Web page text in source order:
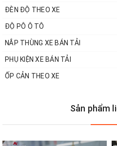
Đặc điểm về vô
Mercedes là gì?
Vô lăng AMG
dành cho
với phần ốp làm từ hợp kim
Vô lăng tích hợp tích hợp
ĐÈN ĐỘ THEO XE
ĐỘ PÔ Ô TÔ
NẮP THÙNG XE BÁN TẢI
PHỤ KIỆN XE BÁN TẢI
ỐP CẢN THEO XE
Sản phẩm